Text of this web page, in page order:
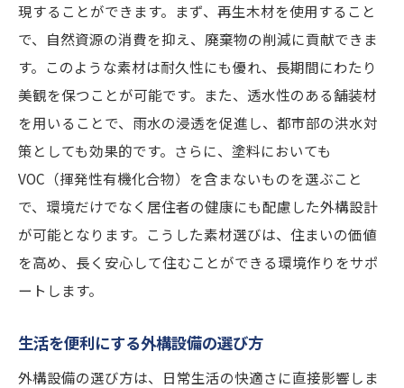
現することができます。まず、再生木材を使用すること
で、自然資源の消費を抑え、廃棄物の削減に貢献できま
す。このような素材は耐久性にも優れ、長期間にわたり
美観を保つことが可能です。また、透水性のある舗装材
を用いることで、雨水の浸透を促進し、都市部の洪水対
策としても効果的です。さらに、塗料においても
VOC（揮発性有機化合物）を含まないものを選ぶこと
で、環境だけでなく居住者の健康にも配慮した外構設計
が可能となります。こうした素材選びは、住まいの価値
を高め、長く安心して住むことができる環境作りをサポ
ートします。
生活を便利にする外構設備の選び方
外構設備の選び方は、日常生活の快適さに直接影響しま